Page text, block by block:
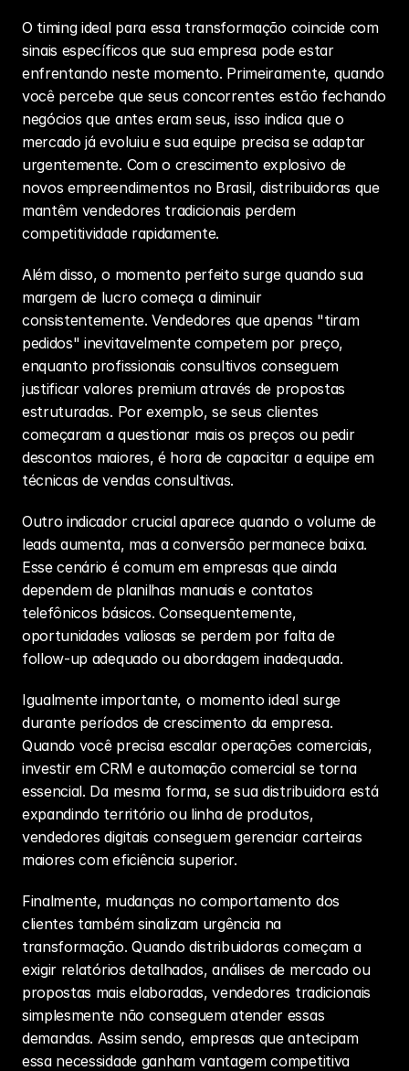
O timing ideal para essa transformação coincide com
sinais específicos que sua empresa pode estar
enfrentando neste momento. Primeiramente, quando
você percebe que seus concorrentes estão fechando
negócios que antes eram seus, isso indica que o
mercado já evoluiu e sua equipe precisa se adaptar
urgentemente. Com o crescimento explosivo de
novos empreendimentos no Brasil, distribuidoras que
mantêm vendedores tradicionais perdem
competitividade rapidamente.
Além disso, o momento perfeito surge quando sua
margem de lucro começa a diminuir
consistentemente. Vendedores que apenas "tiram
pedidos" inevitavelmente competem por preço,
enquanto profissionais consultivos conseguem
justificar valores premium através de propostas
estruturadas. Por exemplo, se seus clientes
começaram a questionar mais os preços ou pedir
descontos maiores, é hora de capacitar a equipe em
técnicas de vendas consultivas.
Outro indicador crucial aparece quando o volume de
leads aumenta, mas a conversão permanece baixa.
Esse cenário é comum em empresas que ainda
dependem de planilhas manuais e contatos
telefônicos básicos. Consequentemente,
oportunidades valiosas se perdem por falta de
follow-up adequado ou abordagem inadequada.
Igualmente importante, o momento ideal surge
durante períodos de crescimento da empresa.
Quando você precisa escalar operações comerciais,
investir em CRM e automação comercial se torna
essencial. Da mesma forma, se sua distribuidora está
expandindo território ou linha de produtos,
vendedores digitais conseguem gerenciar carteiras
maiores com eficiência superior.
Finalmente, mudanças no comportamento dos
clientes também sinalizam urgência na
transformação. Quando distribuidoras começam a
exigir relatórios detalhados, análises de mercado ou
propostas mais elaboradas, vendedores tradicionais
simplesmente não conseguem atender essas
demandas. Assim sendo, empresas que antecipam
essa necessidade ganham vantagem competitiva